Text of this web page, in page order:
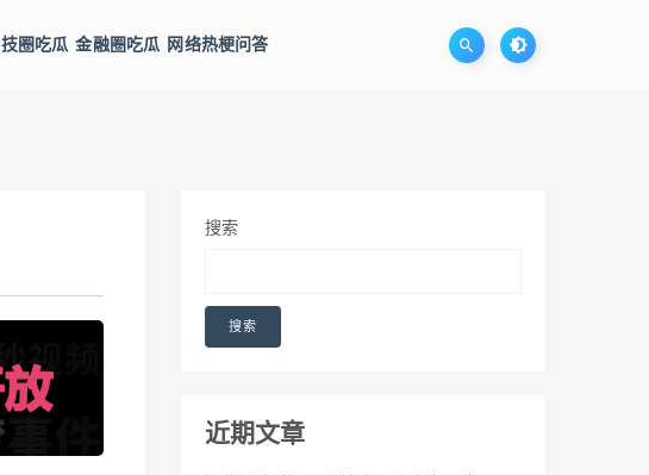
圈吃瓜 金融圈吃瓜 网络热梗问答
搜索
搜索
近期文章